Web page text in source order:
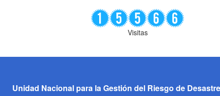
Visitas
Unidad Nacional para la Gestión del Riesgo de